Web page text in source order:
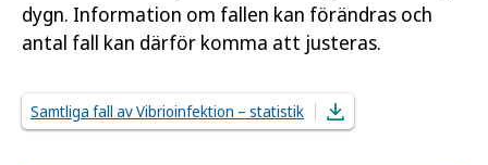
dygn. Information om fallen kan förändras och
antal fall kan därför komma att justeras.
Samtliga fall av Vibrioinfektion – statistik